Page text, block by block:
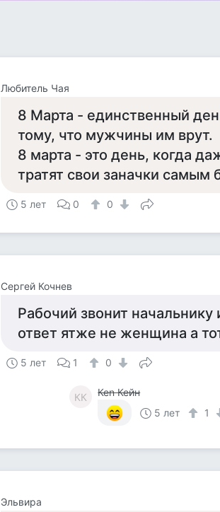
Любитель Чая
8 Марта - единственный
тому, что мужчины им врут.
8 марта - это день, когда
тратят свои заначки самым
5 лет 0 0
Сергей Кочнев
Рабочий звонит начальнику
ответ ятже не женщина а
5 лет 1 0
КК
Кеn Кейн
5 лет
1
Эльвира